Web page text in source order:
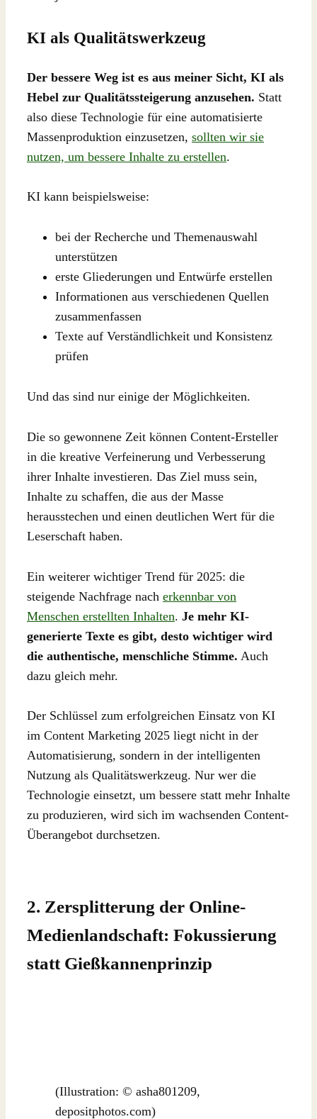
KI als Qualitätswerkzeug
Der bessere Weg ist es aus meiner Sicht, KI als
Hebel zur Qualitätssteigerung anzusehen. Statt
also diese Technologie für eine automatisierte
Massenproduktion einzusetzen, sollten wir sie
nutzen, um bessere Inhalte zu erstellen.
KI kann beispielsweise:
bei der Recherche und Themenauswahl
unterstützen
erste Gliederungen und Entwürfe erstellen
Informationen aus verschiedenen Quellen
zusammenfassen
Texte auf Verständlichkeit und Konsistenz
prüfen
Und das sind nur einige der Möglichkeiten.
Die so gewonnene Zeit können Content-Ersteller
in die kreative Verfeinerung und Verbesserung
ihrer Inhalte investieren. Das Ziel muss sein,
Inhalte zu schaffen, die aus der Masse
herausstechen und einen deutlichen Wert für die
Leserschaft haben.
Ein weiterer wichtiger Trend für 2025: die
steigende Nachfrage nach erkennbar von
Menschen erstellten Inhalten. Je mehr KI-
generierte Texte es gibt, desto wichtiger wird
die authentische, menschliche Stimme. Auch
dazu gleich mehr.
Der Schlüssel zum erfolgreichen Einsatz von KI
im Content Marketing 2025 liegt nicht in der
Automatisierung, sondern in der intelligenten
Nutzung als Qualitätswerkzeug. Nur wer die
Technologie einsetzt, um bessere statt mehr Inhalte
zu produzieren, wird sich im wachsenden Content-
Überangebot durchsetzen.
2. Zersplitterung der Online-
Medienlandschaft: Fokussierung
statt Gießkannenprinzip
(Illustration: © asha801209,
depositphotos.com)